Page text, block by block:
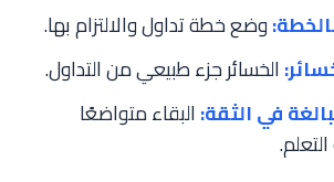
وضع خطة تداول والالتزام بها.
الخسائر جزء طبيعي من التداول.
في الثقة: البقاء متواضعًا